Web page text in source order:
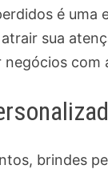
é uma
sua
com
brindes